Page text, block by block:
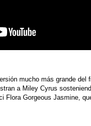
mucho más grande del
a Miley Cyrus
Flora Gorgeous Jasmine,